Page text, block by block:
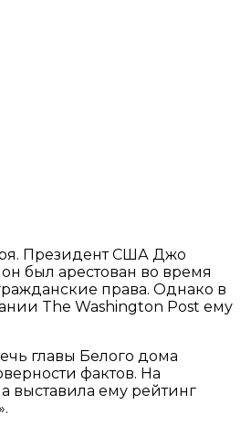
Президент США Джо
был арестован во время
права. Однако в
The Washington Post ему
главы Белого дома
фактов. На
выставила ему рейтинг